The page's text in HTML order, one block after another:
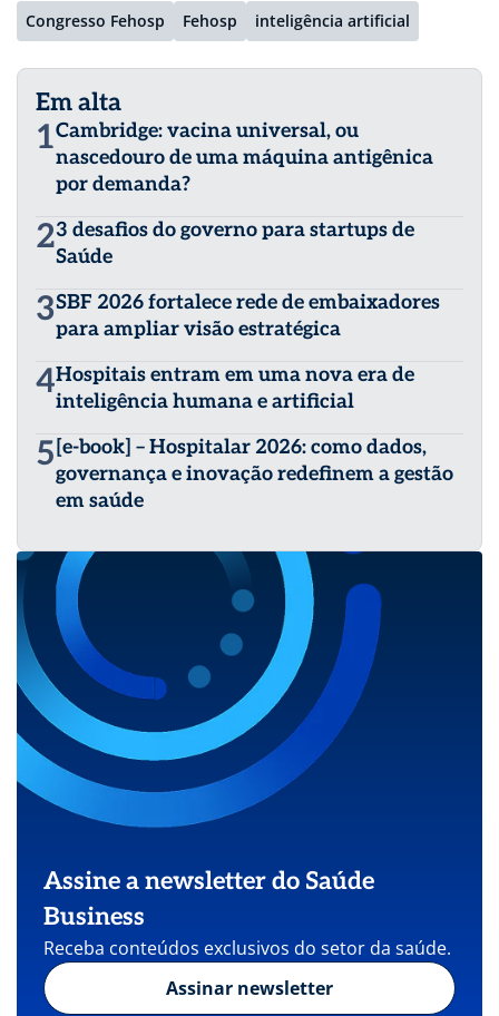
Congresso Fehosp Fehosp inteligência artificial
Em alta
1Cambridge: vacina universal, ou
nascedouro de uma máquina antigênica
por demanda?
23 desafios do governo para startups de
Saúde
3SBF 2026 fortalece rede de embaixadores
para ampliar visão estratégica
4Hospitais entram em uma nova era de
inteligência humana e artificial
5 [e-book] – Hospitalar 2026: como dados,
governança e inovação redefinem a gestão
em saúde
Assine a newsletter do Saúde
Business
Receba conteúdos exclusivos do setor da saúde.
Assinar newsletter